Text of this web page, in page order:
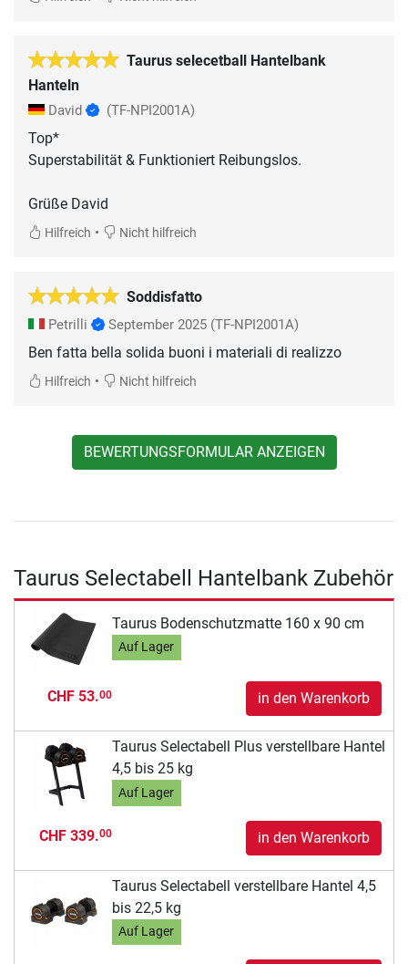
Taurus selecetball Hantelbank
Hanteln
David (TF-NPI2001A)
Top*
Superstabilität & Funktioniert Reibungslos.
Grüße David
Hilfreich • Nicht hilfreich
Soddisfatto
Petrilli September 2025 (TF-NPI2001A)
Ben fatta bella solida buoni i materiali di realizzo
Hilfreich • Nicht hilfreich
BEWERTUNGSFORMULAR ANZEIGEN
Taurus Selectabell Hantelbank Zubehör
Taurus Bodenschutzmatte 160 x 90 cm
Auf Lager
CHF 53.00 in den Warenkorb
Taurus Selectabell Plus verstellbare Hantel
4,5 bis 25 kg
Auf Lager
CHF 339.00 in den Warenkorb
Taurus Selectabell verstellbare Hantel 4,5
bis 22,5 kg
Auf Lager